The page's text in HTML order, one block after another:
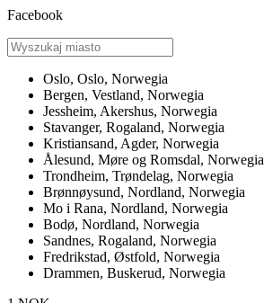
Facebook
Oslo, Oslo, Norwegia
Bergen, Vestland, Norwegia
Jessheim, Akershus, Norwegia
Stavanger, Rogaland, Norwegia
Kristiansand, Agder, Norwegia
Ålesund, Møre og Romsdal, Norwegia
Trondheim, Trøndelag, Norwegia
Brønnøysund, Nordland, Norwegia
Mo i Rana, Nordland, Norwegia
Bodø, Nordland, Norwegia
Sandnes, Rogaland, Norwegia
Fredrikstad, Østfold, Norwegia
Drammen, Buskerud, Norwegia